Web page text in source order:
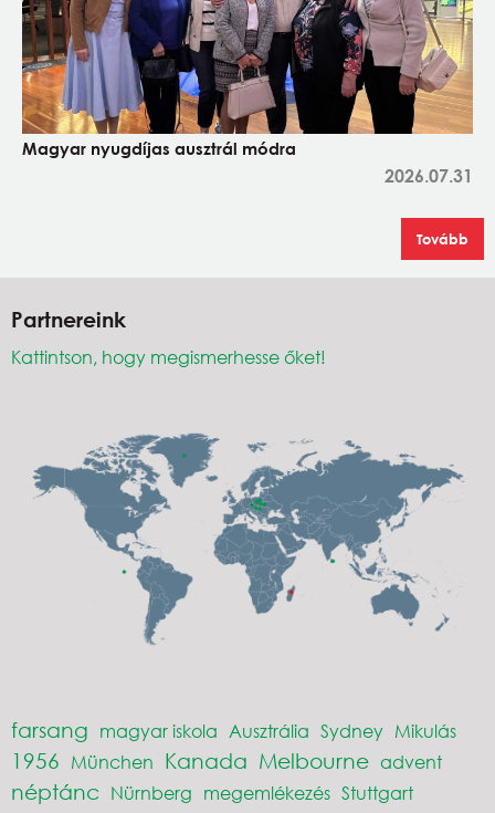
Magyar nyugdíjas ausztrál módra
2026.07.31
Tovább
Partnereink
Kattintson, hogy megismerhesse őket!
farsang magyar iskola Ausztrália Sydney Mikulás
1956 München Kanada Melbourne advent
néptánc Nürnberg megemlékezés Stuttgart